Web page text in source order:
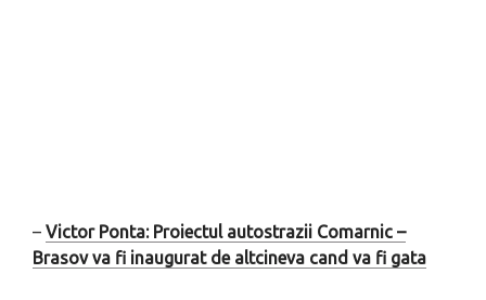
– Victor Ponta: Proiectul autostrazii Comarnic –
Brasov va fi inaugurat de altcineva cand va fi gata